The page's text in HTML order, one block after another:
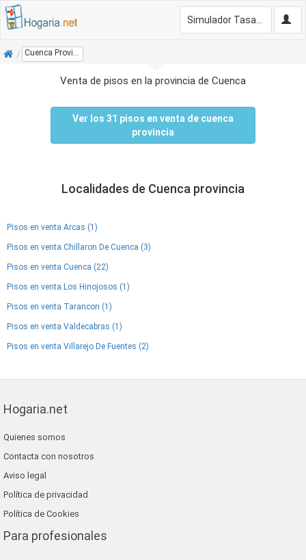
Inicio
Venta de pisos en la provincia de Cuenca
Ver los 31 pisos en venta de cuenca
provincia
Localidades de Cuenca provincia
Pisos en venta Arcas (1)
Pisos en venta Chillaron De Cuenca (3)
Pisos en venta Cuenca (22)
Pisos en venta Los Hinojosos (1)
Pisos en venta Tarancon (1)
Pisos en venta Valdecabras (1)
Pisos en venta Villarejo De Fuentes (2)
Hogaria.net
Quienes somos
Contacta con nosotros
Aviso legal
Política de privacidad
Política de Cookies
Para profesionales